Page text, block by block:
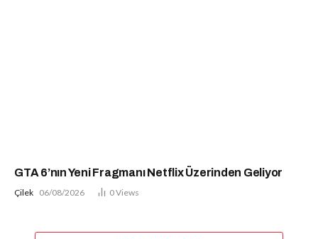
GTA 6’nın Yeni Fragmanı Netflix Üzerinden Geliyor
Çilek 06/08/2026 0Views